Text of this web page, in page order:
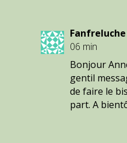
Fanfreluche
06 min
Bonjour
gentil
de faire le
part. A